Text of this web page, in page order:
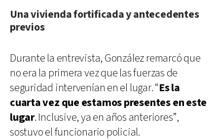
Una vivienda fortificada y antecedentes
previos
Durante la entrevista, González remarcó que
no era la primera vez que las fuerzas de
seguridad intervenían en el lugar. “Es la
cuarta vez que estamos presentes en este
lugar. Inclusive, ya en años anteriores”,
sostuvo el funcionario policial.